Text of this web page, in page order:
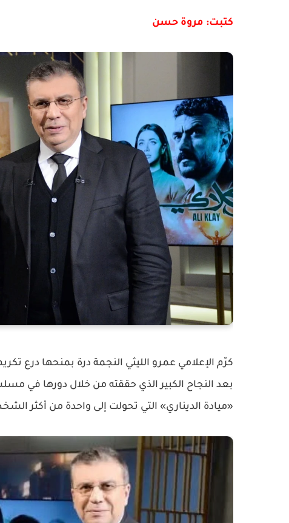
كتبت: مروة حسن
كرّم الإعلامي عمرو الليثي النجمة درة بمنحها درع
بعد النجاح الكبير الذي حققته من خلال دورها
«ميادة الديناري» التي تحولت إلى واحدة من أكثر